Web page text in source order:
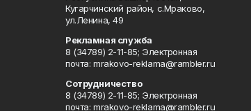
Кугарчинский район, с.Мраково,
ул.Ленина, 49
Рекламная служба
8 (34789) 2-11-85; Электронная
почта: mrakovo-reklama@rambler.ru
Сотрудничество
8 (34789) 2-11-85; Электронная
почта: mrakovo-reklama@rambler.ru